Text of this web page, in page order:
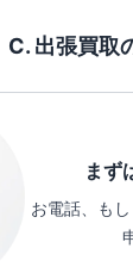
C. 出張買取
まず
お電話、も